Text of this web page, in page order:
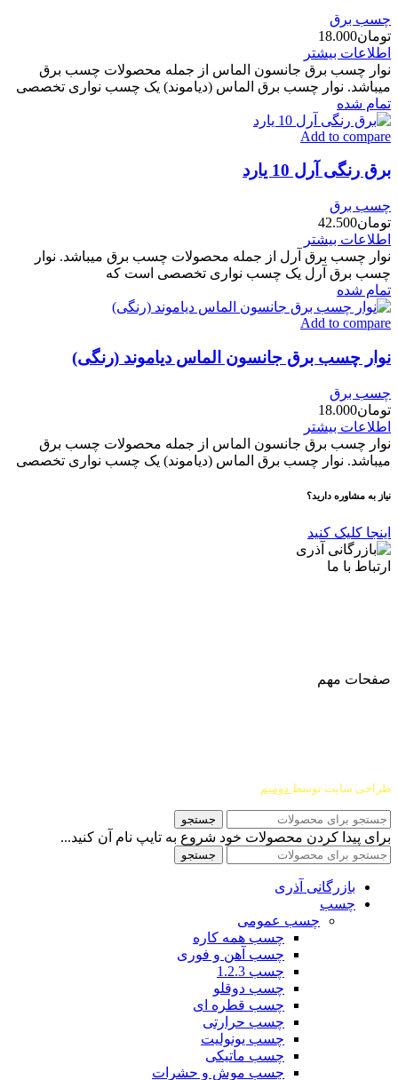
چسب برق
تومان18.000
اطلاعات بیشتر
نوار چسب برق جانسون الماس از جمله محصولات چسب برق
میباشد. نوار چسب برق الماس (دیاموند) یک چسب نواری تخصصی
تمام شده
Add to compare
برق رنگی آرل 10 یارد
چسب برق
تومان42.500
اطلاعات بیشتر
نوار چسب برق آرل از جمله محصولات چسب برق میباشد. نوار
چسب برق آرل یک چسب نواری تخصصی است که
تمام شده
Add to compare
نوار چسب برق جانسون الماس دیاموند (رنگی)
چسب برق
تومان18.000
اطلاعات بیشتر
نوار چسب برق جانسون الماس از جمله محصولات چسب برق
میباشد. نوار چسب برق الماس (دیاموند) یک چسب نواری تخصصی
نیاز به مشاوره دارید؟
اینجا کلیک کنید
ارتباط با ما
صفحات مهم
طراحی سایت توسط دومیم
جستجو
برای پیدا کردن محصولات خود شروع به تایپ نام آن کنید...
جستجو
بازرگانی آذری
چسب
چسب عمومی
چسب همه کاره
چسب آهن و فوری
چسب 1.2.3
چسب دوقلو
چسب قطره ای
چسب حرارتی
چسب یونولیت
چسب ماتیکی
چسب موش و حشرات